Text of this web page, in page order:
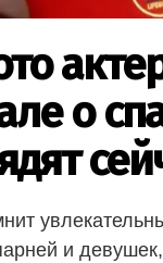
о
и